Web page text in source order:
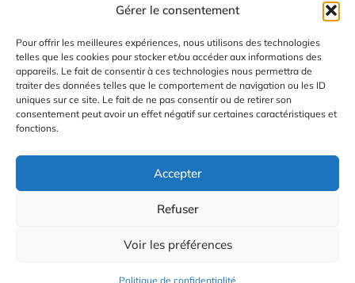
Gérer le consentement
Pour offrir les meilleures expériences, nous utilisons des technologies
telles que les cookies pour stocker et/ou accéder aux informations des
appareils. Le fait de consentir à ces technologies nous permettra de
traiter des données telles que le comportement de navigation ou les ID
uniques sur ce site. Le fait de ne pas consentir ou de retirer son
consentement peut avoir un effet négatif sur certaines caractéristiques et
fonctions.
Accepter
Refuser
Voir les préférences
Politique de confidentialité
Mentions Légales
Plan du site
Gestion des Cookies
© 2026 Radio Calade